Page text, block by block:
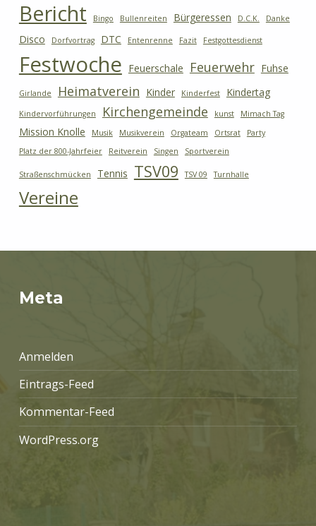
Bericht Bingo Bullenreiten Bürgeressen D.C.K. Danke
Disco Dorfvortrag DTC Entenrenne Fazit Festgottesdienst
Festwoche Feuerschale Feuerwehr Fuhse
Girlande Heimatverein Kinder Kinderfest Kindertag
Kindervorführungen Kirchengemeinde kunst Mimach Tag
Mission Knolle Musik Musikverein Orgateam Ortsrat
Party
Platz der 800-Jahrfeier
Reitverein Singen Sportverein
Straßenschmücken Tennis TSV09 TSV 09 Turnhalle
Vereine
Meta
Anmelden
Eintrags-Feed
Kommentar-Feed
WordPress.org